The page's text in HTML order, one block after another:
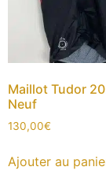
Maillot Tudor
Neuf
130,00€
Ajouter au